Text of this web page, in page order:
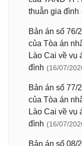
thuẫn gia đình
Bản án số 76/
của Tòa án
Lào Cai về vụ
đình (16/07/
Bản án số 77/
của Tòa án
Lào Cai về vụ
đình (16/07/
Bản án số 08/